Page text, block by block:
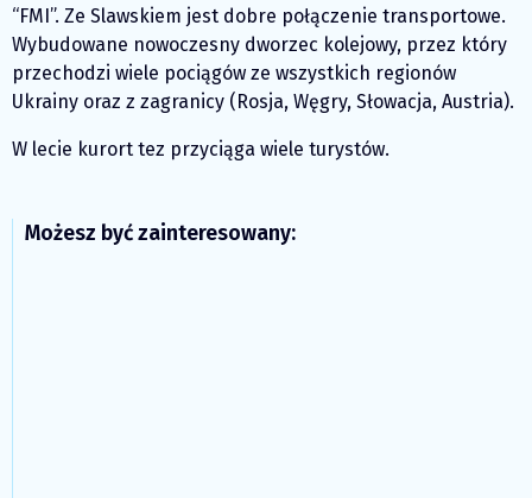
“FMI”. Ze Slawskiem jest dobre połączenie transportowe.
Wybudowane nowoczesny dworzec kolejowy, przez który
przechodzi wiele pociągów ze wszystkich regionów
Ukrainy oraz z zagranicy (Rosja, Węgry, Słowacja, Austria).
W lecie kurort tez przyciąga wiele turystów.
Możesz być zainteresowany: